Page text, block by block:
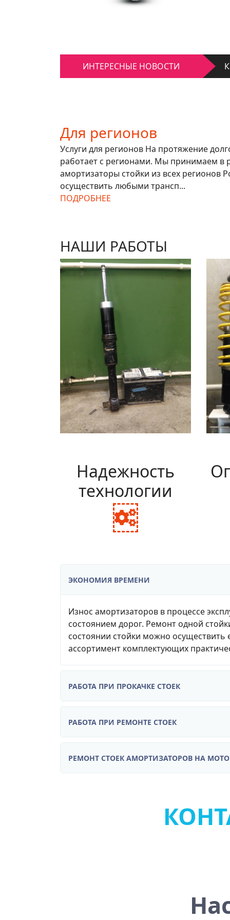
ИНТЕРЕСНЫЕ НОВОСТИ
Для регионов
Услуги для регионов На протяжение
работает с регионами. Мы принимаем в
амортизаторы стойки из всех регионов
осуществить любыми трансп...
ПОДРОБНЕЕ
НАШИ РАБОТЫ
Надежность
технологии
fa
ЭКОНОМИЯ ВРЕМЕНИ
Износ амортизаторов в процессе
состоянием дорог. Ремонт одной
состоянии стойки можно осуществить
ассортимент комплектующих
РАБОТА ПРИ ПРОКАЧКЕ СТОЕК
РАБОТА ПРИ РЕМОНТЕ СТОЕК
РЕМОНТ СТОЕК АМОРТИЗАТОРОВ НА